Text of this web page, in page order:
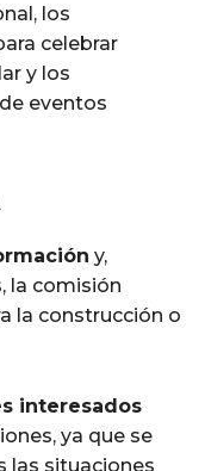
los
celebrar
y los
eventos
y,
la comisión
la construcción o
interesados
ya que se
las situaciones